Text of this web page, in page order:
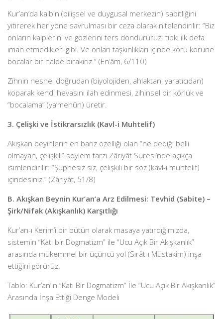
Kur’an’da kalbin (bilişsel ve duygusal merkezin) sabitliğini
yitirerek her yöne savrulması bir ceza olarak nitelendirilir: “Biz
onların kalplerini ve gözlerini ters döndürürüz; tıpkı ilk defa
iman etmedikleri gibi. Ve onları taşkınlıkları içinde körü körüne
bocalar bir halde bırakırız.” (En’âm, 6/110)
Zihnin nesnel doğrudan (biyolojiden, ahlaktan, yaratıcıdan)
koparak kendi hevasını ilah edinmesi, zihinsel bir körlük ve
“bocalama” (ya’mehûn) üretir.
3. Çelişki ve İstikrarsızlık (Kavl-i Muhtelif)
Akışkan beyinlerin en bariz özelliği olan “ne dediği belli
olmayan, çelişkili” söylem tarzı Zâriyât Suresi’nde açıkça
isimlendirilir: “Şüphesiz siz, çelişkili bir söz (kavl-i muhtelif)
içindesiniz.” (Zâriyât, 51/8)
B. Akışkan Beynin Kur’an’a Arz Edilmesi: Tevhid (Sabite) –
Şirk/Nifak (Akışkanlık) Karşıtlığı
Kur’an-ı Kerim’i bir bütün olarak masaya yatırdığımızda,
sistemin “Katı bir Dogmatizm” ile “Ucu Açık Bir Akışkanlık”
arasında mükemmel bir üçüncü yol (Sırât-ı Müstakîm) inşa
ettiğini görürüz.
Tablo: Kur’an’ın “Katı Bir Dogmatizm” İle “Ucu Açık Bir Akışkanlık”
Arasında İnşa Ettiği Denge Modeli